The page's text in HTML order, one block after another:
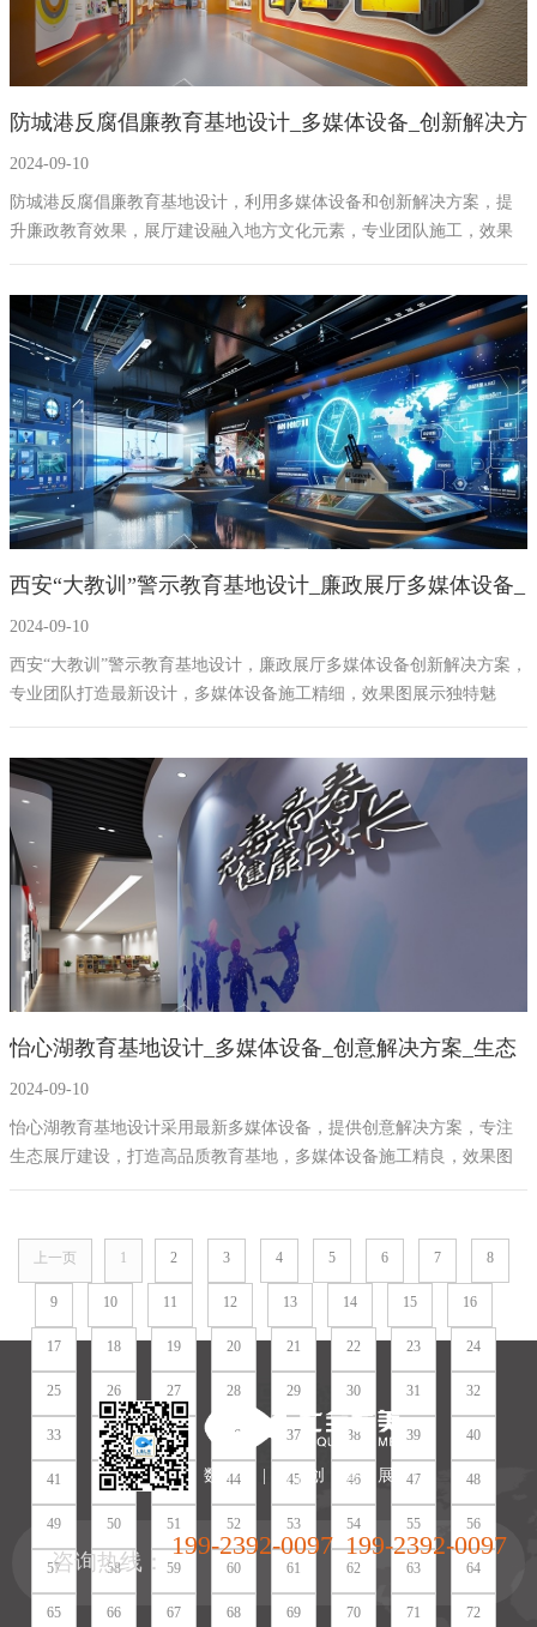
防城港反腐倡廉教育基地设计_多媒体设备_创新解决方
案_展厅建设_廉政教育
2024-09-10
防城港反腐倡廉教育基地设计，利用多媒体设备和创新解决方案，提
升廉政教育效果，展厅建设融入地方文化元素，专业团队施工，效果
图精美，彰显品牌优势，提升教育体验。
西安“大教训”警示教育基地设计_廉政展厅多媒体设备_
创新解决方案_廉政教育
2024-09-10
西安“大教训”警示教育基地设计，廉政展厅多媒体设备创新解决方案，
专业团队打造最新设计，多媒体设备施工精细，效果图展示独特魅
力，提升用户体验与教育效果，廉政教育基地设计典范。
怡心湖教育基地设计_多媒体设备_创意解决方案_生态
展厅建设_最新效果图_高品质教育基地
2024-09-10
怡心湖教育基地设计采用最新多媒体设备，提供创意解决方案，专注
生态展厅建设，打造高品质教育基地，多媒体设备施工精良，效果图
展示独特设计，专业团队经验丰富，客户满意度高，欢迎咨询。怡心
上一页 1 2 3 4 5 6 7 8
9 10 11 12 13 14 15 16
17 18 19 20 21 22 23 24
25 26 27 28 29 30 31 32
33 34 35 36 37 38 39 40
41 42 43 44 45 46 47 48
49 50 51 52 53 54 55 56
57 58 59 60 61 62 63 64
65 66 67 68 69 70 71 72
数 | 字 | 化 | 创 | 意 | 展 | 厅
咨询热线：
199-2392-0097 199-2392-0097